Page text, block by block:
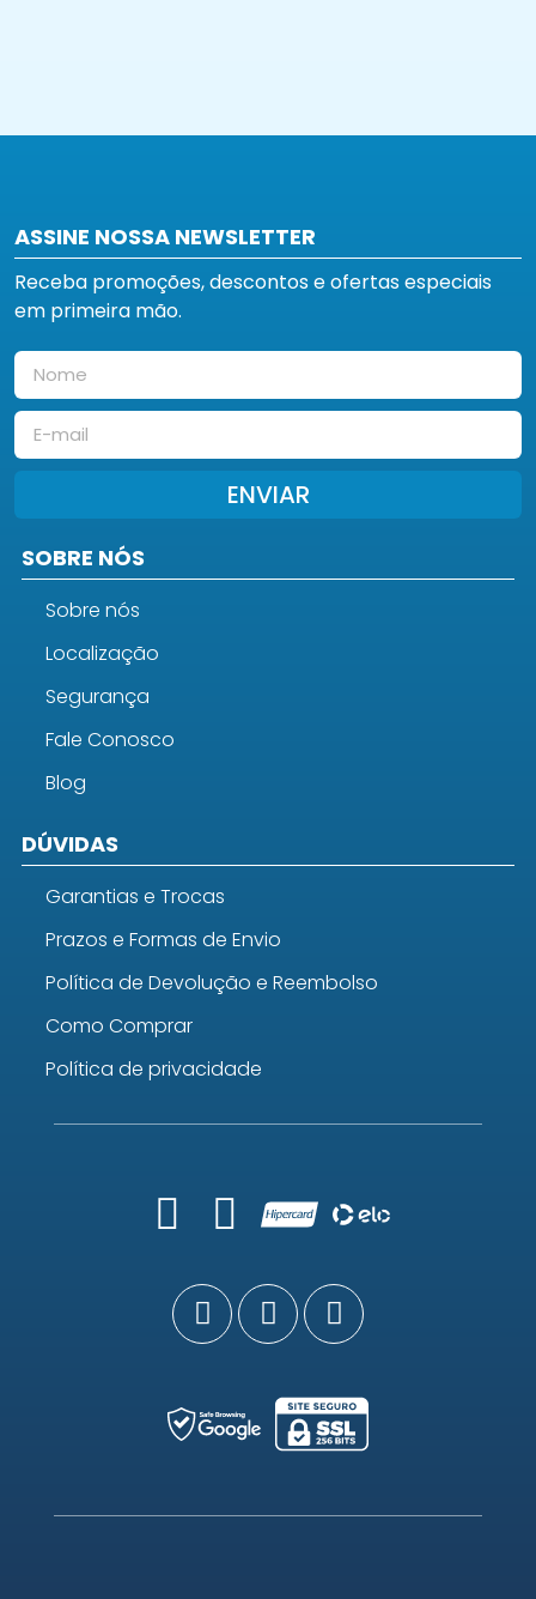
ASSINE NOSSA NEWSLETTER
Receba promoções, descontos e ofertas especiais
em primeira mão.
ENVIAR
SOBRE NÓS
Sobre nós
Localização
Segurança
Fale Conosco
Blog
DÚVIDAS
Garantias e Trocas
Prazos e Formas de Envio
Política de Devolução e Reembolso
Como Comprar
Política de privacidade